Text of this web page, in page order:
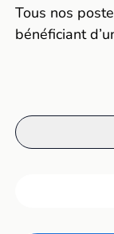
Tous nos